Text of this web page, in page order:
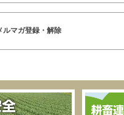
ルマガ登録・解除